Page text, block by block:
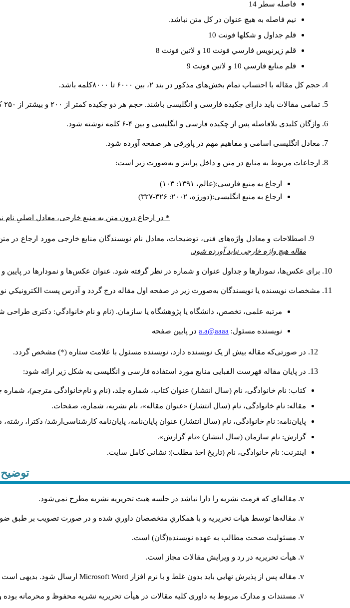
فاصله سطر 14
نيم فاصله به هيچ عنوان در كل متن نباشد.
قلم جداول و شكلها فونت 10
قلم زيرنويس فارسي فونت 10 و لاتين فونت 8
قلم منابع فارسي 10 و لاتين فونت 9
حجم کل مقاله با احتساب تمام بخش‌های مذکور در بند ۲، بین ۶۰۰۰ تا ۸۰۰۰کلمه باشد.
تمامی مقالات باید دارای چکیده فارسی و انگلیسی باشند. حجم هر دو چکیده کمتر از ۲۰۰ و بیشتر از ۲۵۰ کلمه نباشد.
واژگان کلیدی بلافاصله پس از چکیده فارسی و انگلیسی و بین ۴-۶ کلمه نوشته شود.
معادل انگلیسی اسامی و مفاهیم مهم در پاورقی هر صفحه آورده شود.
ارجاعات مربوط به منابع در متن و داخل پرانتز و به‌صورت زیر است:
ارجاع به منبع فارسی:(عالم، ۱۳۹۱: ۱۰۳)
ارجاع به منبع انگلیسی:(دورژه، ۲۰۰۲: ۳۲۶-۳۲۷)
* در ارجاع درون متن به منبع خارجی، معادل اصلیِ
اصطلاحات و معادل واژه‌های فنی، توضیحات، معادل نام نویسندگان منابع خارجی مورد ارجاع
مقاله هیچ واژه خارجی نباید آورده شود.
برای عکس‌ها، نمودارها و جداول عنوان و شماره در نظر گرفته شود. عنوان عکس‌ها و نمودارها در پایین
مشخصات نویسنده یا نویسندگان به‌صورت زیر در صفحه اول مقاله درج گردد و آدرس پست الكترونيكي
مرتبه علمی، تخصص، دانشگاه یا پژوهشگاه یا سازمان. (نام و نام خانوادگي: دکتری طراحی
نويسنده مسئول: a.a@aaaa در پايين صفحه
در صورتی‌که مقاله بیش از یک نویسنده دارد، نویسنده مسئول با علامت ستاره (*) مشخص گردد.
در پایان مقاله فهرست الفبایی منابع مورد استفاده فارسی و انگلیسی به شکل زیر ارائه شود:
کتاب: نام خانوادگی، نام (سال انتشار) عنوان کتاب، شماره جلد، (نام و نام‌خانوادگی مترجم)،
مقاله: نام خانوادگی، نام (سال انتشار) «عنوان مقاله»، نام نشریه، شماره، صفحات.
پایان‌نامه: نام خانوادگی، نام (سال انتشار) عنوان پایان‌نامه، پایان‌نامه کارشناسی‌ارشد/ دکترا، رشته،
گزارش: نام سازمان (سال انتشار) «نام گزارش».
اینترنت: نام خانوادگی، نام (تاریخ اخذ مطلب): نشانی کامل سایت.
توضیح
مقاله‌اي كه فرمت نشريه را دارا نباشد در جلسه هيت تحريريه نشريه مطرح نمي‌شود.
مقاله‌ها توسط هیات تحريريه و با همکاري متخصصان داوري شده و در صورت تصويب بر طبق
مسئوليت صحت مطالب به عهده نويسنده(گان) است.
هيأت تحريريه در رد و ويرايش مقالات مجاز است.
مقاله پس از پذيرش نهايي باید بدون غلط و با نرم افزار Microsoft Word ارسال شود. بدیهی است
مستندات و مدارک مربوط به داوری کلیه مقالات در هیأت تحریریه نشریه محفوظ و محرمانه بوده